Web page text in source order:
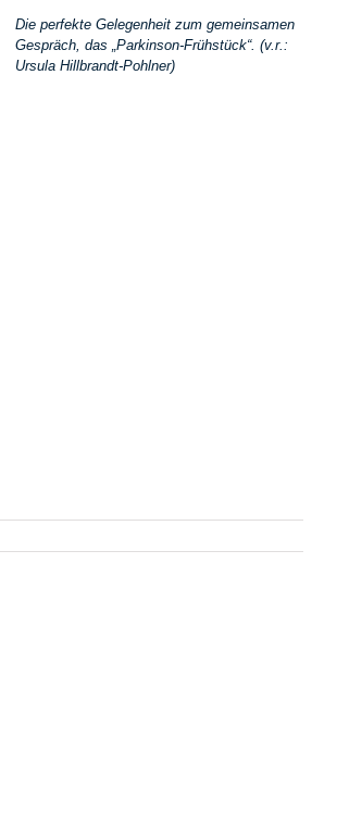
Die perfekte Gelegenheit zum gemeinsamen
Gespräch, das „Parkinson-Frühstück“. (v.r.:
Ursula Hillbrandt-Pohlner)